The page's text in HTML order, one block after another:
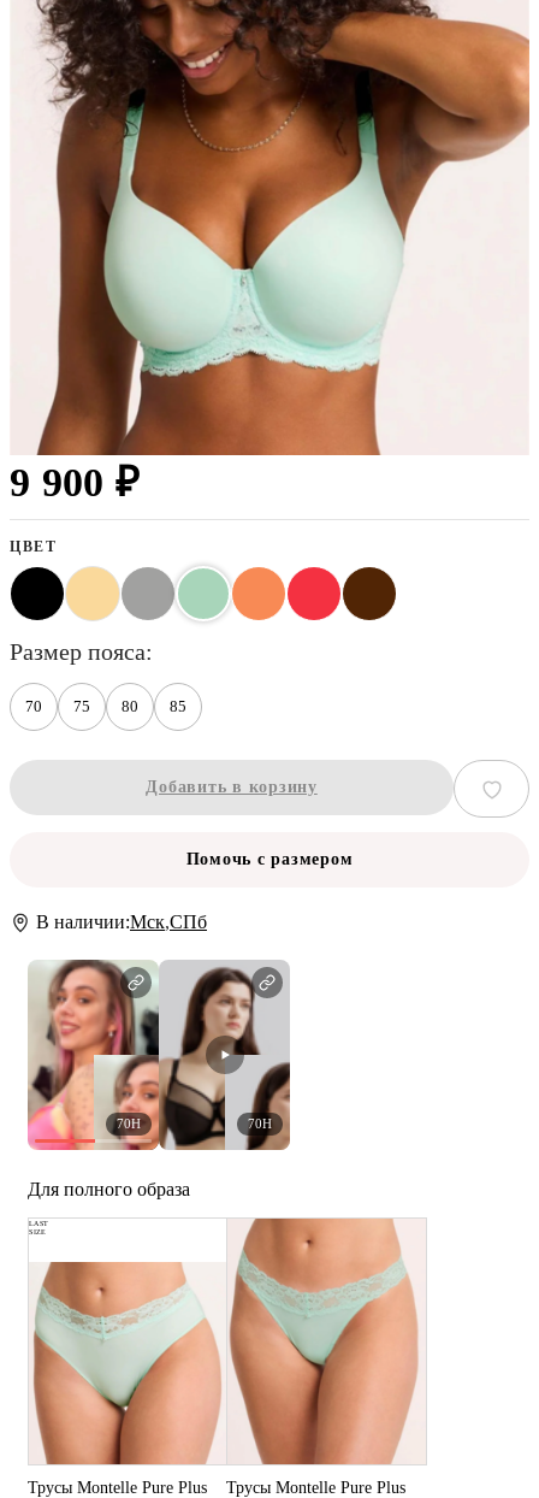
9 900 ₽
ЦВЕТ
размер пояса
70 75 80 85
Добавить в корзину
Помочь с размером
В наличии:Мск,СПб
70H 70H
Для полного образа
LAST
SIZE
Трусы Montelle Pure Plus
Трусы Montelle Pure Plus